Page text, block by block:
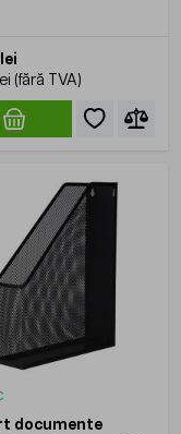
documente